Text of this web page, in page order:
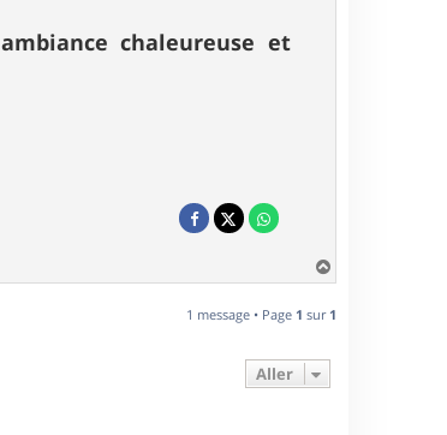
ambiance chaleureuse et
a
t
1 message • Page 1 sur 1
Aller